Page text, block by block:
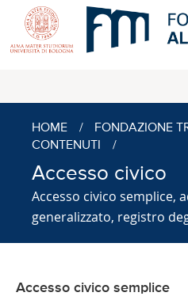
HOME / FONDAZIONE
CONTENUTI
/
Accesso civico
Accesso civico semplice,
generalizzato, registro
Accesso civico semplice